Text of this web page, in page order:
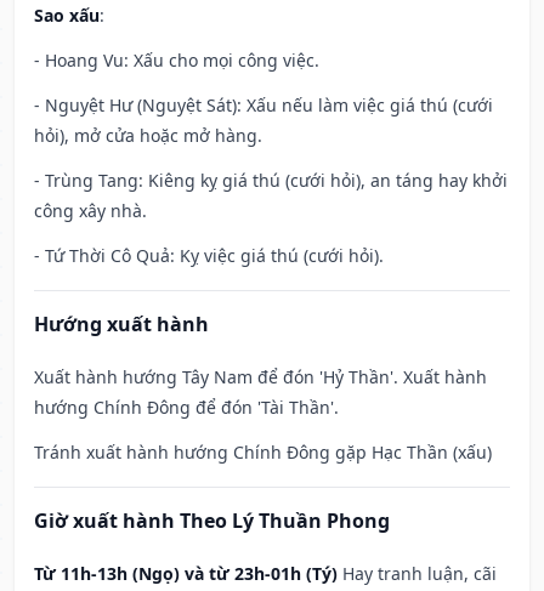
Sao xấu:
- Hoang Vu: Xấu cho mọi công việc.
- Nguyệt Hư (Nguyệt Sát): Xấu nếu làm việc giá thú (cưới
hỏi), mở cửa hoặc mở hàng.
- Trùng Tang: Kiêng kỵ giá thú (cưới hỏi), an táng hay khởi
công xây nhà.
- Tứ Thời Cô Quả: Kỵ việc giá thú (cưới hỏi).
Hướng xuất hành
Xuất hành hướng Tây Nam để đón 'Hỷ Thần'. Xuất hành
hướng Chính Đông để đón 'Tài Thần'.
Tránh xuất hành hướng Chính Đông gặp Hạc Thần (xấu)
Giờ xuất hành Theo Lý Thuần Phong
Từ 11h-13h (Ngọ) và từ 23h-01h (Tý) Hay tranh luận, cãi